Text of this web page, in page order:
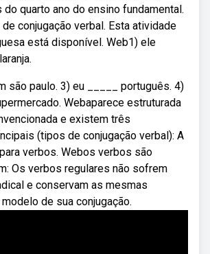
do quarto ano do ensino fundamental.
conjugação verbal. Esta atividade
está disponível. Web1) ele
são paulo. 3) eu _____ português. 4)
Webaparece estruturada
e existem três
(tipos de conjugação verbal): A
verbos. Webos verbos são
Os verbos regulares não sofrem
e conservam as mesmas
de sua conjugação.